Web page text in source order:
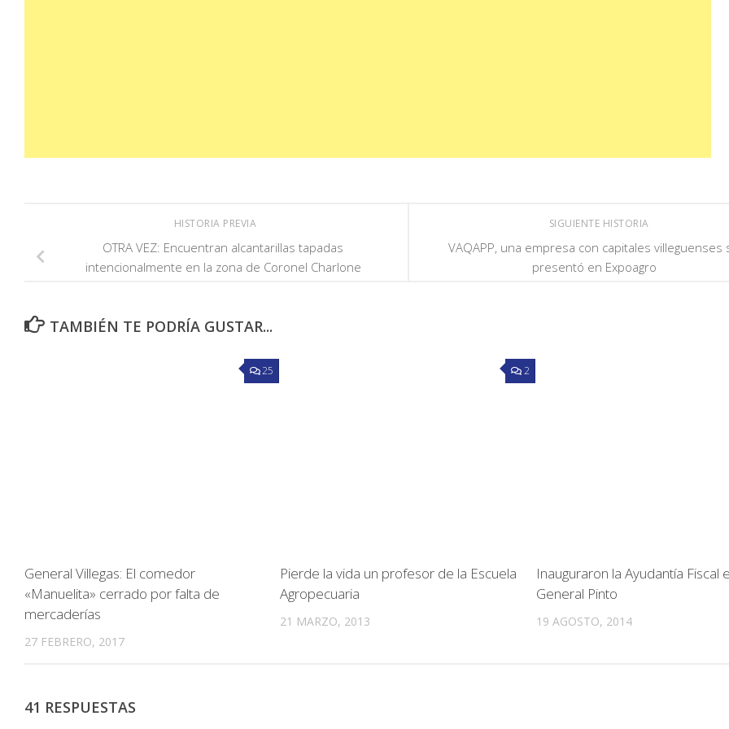
SIGUIENTE HISTORIA
VAQAPP, una empresa con capitales villeguenses
presentó en Expoagro
HISTORIA PREVIA
OTRA VEZ: Encuentran alcantarillas tapadas
intencionalmente en la zona de Coronel Charlone
TAMBIÉN TE PODRÍA GUSTAR...
25
General Villegas: El comedor
«Manuelita» cerrado por falta de
mercaderías
27 FEBRERO, 2017
2
Pierde la vida un profesor de la Escuela
Agropecuaria
21 MARZO, 2013
Inauguraron la Ayudantía Fiscal
General Pinto
19 AGOSTO, 2014
41 RESPUESTAS